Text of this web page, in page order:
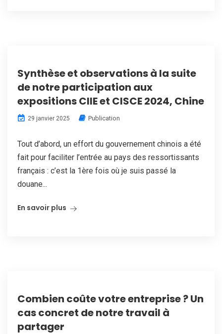
Synthèse et observations à la suite
de notre participation aux
expositions CIIE et CISCE 2024, Chine
29 janvier 2025 Publication
Tout d’abord, un effort du gouvernement chinois a été
fait pour faciliter l’entrée au pays des ressortissants
français : c’est la 1ère fois où je suis passé la
douane...
En savoir plus
Combien coûte votre entreprise ? Un
cas concret de notre travail à
partager